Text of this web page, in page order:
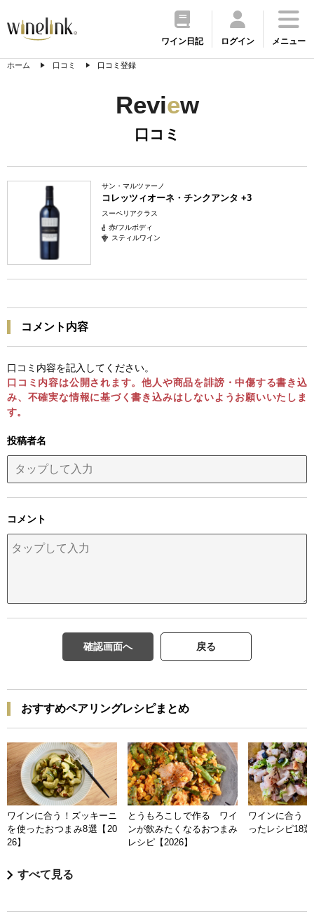
ワイン日記 ログイン メニュー
ホーム 口コミ 口コミ登録
Review
口コミ
サン・マルツァーノ
コレッツィオーネ・チンクアンタ +3
スーペリアクラス
赤/フルボディ
スティルワイン
コメント内容
口コミ内容を記入してください。
口コミ内容は公開されます。他人や商品を誹謗・中傷する書き込
み、不確実な情報に基づく書き込みはしないようお願いいたしま
す。
投稿者名
コメント
確認画面へ 戻る
おすすめペアリングレシピまとめ
ワインに合う！ズッキーニ
を使ったおつまみ8選【20
26】
とうもろこしで作る ワイ
ンが飲みたくなるおつまみ
レシピ【2026】
ワインに合う
ったレシピ18
すべて見る